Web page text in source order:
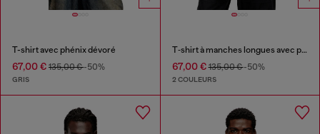
T-shirt avec phénix dévoré
67,00 € 135,00 €-50%
GRIS
T‑shirt à manches longues avec panneaux uni
67,00 €135,00 €-50%
2 COULEURS